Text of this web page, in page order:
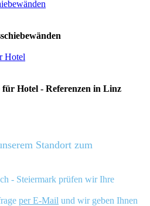
Hotel - Referenzen in Linz
Standort zum
- Steiermark prüfen wir Ihre
per E-Mail und wir geben Ihnen